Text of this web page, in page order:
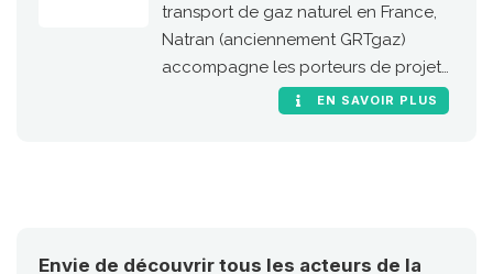
transport de gaz naturel en France,
Natran (anciennement GRTgaz)
accompagne les porteurs de projets
de stations GNC et bioGNC.EN SAVOIR PLUS
Envie de découvrir tous les acteurs de la